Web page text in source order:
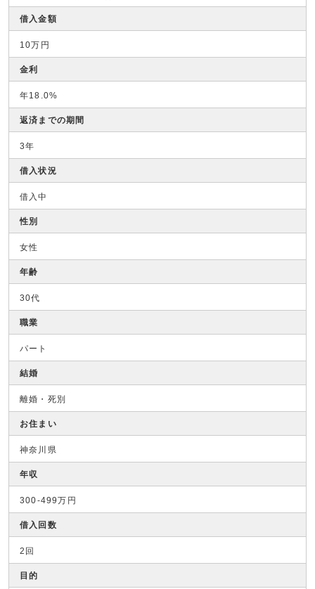
借入金額
10万円
金利
年18.0%
返済までの期間
3年
借入状況
借入中
性別
女性
年齢
30代
職業
パート
結婚
離婚・死別
お住まい
神奈川県
年収
300-499万円
借入回数
2回
目的